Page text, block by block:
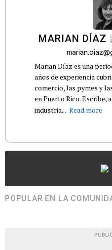
MARIAN DÍAZ
Marian Díaz es una
años de experiencia
comercio, las pymes y
en Puerto Rico. Escribe,
industria... Read more
POPULAR EN LA